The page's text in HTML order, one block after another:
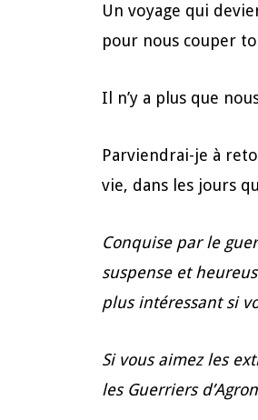
Un voyage qui
pour nous couper
Il n’y a plus que
Parviendrai-je à
vie, dans les jours
Conquise par le
suspense et
plus intéressant si
Si vous aimez les
les Guerriers